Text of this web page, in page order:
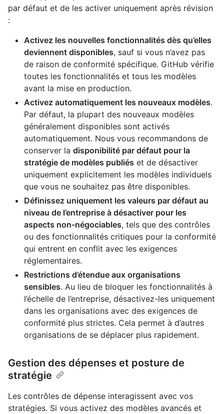
par défaut et de les activer uniquement après révision
:
Activez les nouvelles fonctionnalités dès qu’elles
deviennent disponibles, sauf si vous n’avez pas
de raison de conformité spécifique. GitHub vérifie
toutes les fonctionnalités et tous les modèles
avant la mise en production.
Activez automatiquement les nouveaux modèles.
Par défaut, la plupart des nouveaux modèles
généralement disponibles sont activés
automatiquement. Nous vous recommandons de
conserver la disponibilité par défaut pour la
stratégie de modèles publiés et de désactiver
uniquement explicitement les modèles individuels
que vous ne souhaitez pas être disponibles.
Définissez uniquement les valeurs par défaut au
niveau de l’entreprise à désactiver pour les
aspects non-négociables, tels que des contrôles
ou des fonctionnalités critiques pour la conformité
qui entrent en conflit avec les exigences
réglementaires.
Restrictions d’étendue aux organisations
sensibles. Au lieu de bloquer les fonctionnalités à
l’échelle de l’entreprise, désactivez-les uniquement
dans les organisations avec des exigences de
conformité plus strictes. Cela permet à d’autres
organisations de se déplacer plus rapidement.
Gestion des dépenses et posture de
stratégie
Les contrôles de dépense interagissent avec vos
stratégies. Si vous activez des modèles avancés et